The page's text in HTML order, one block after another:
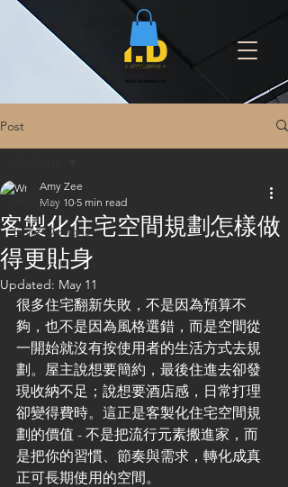
Post
All Posts
Style Options
客製化住宅空間規劃怎樣做
得更貼身
Amy Zee
May 10 5 min read
Updated: May 11
很多住宅翻新失敗，不是因為預算不
夠，也不是因為風格選錯，而是空間從
一開始就沒有按使用者的生活方式去規
劃。屋主說想要簡約，最後住進去卻發
現收納不足；說想要酒店感，日常打理
卻變得費時。這正是客製化住宅空間規
劃的價值 - 不是把流行元素搬進家，而
是把你的習慣、節奏與需求，轉化成真
正可長期使用的空間。